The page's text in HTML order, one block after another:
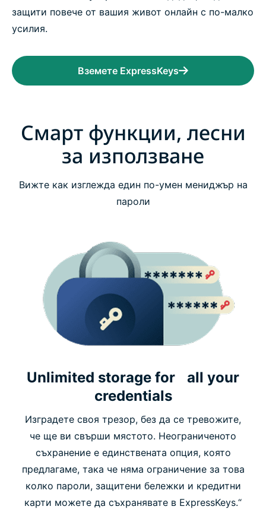
защити повече от вашия живот онлайн с по-малко
усилия.
Вземете ExpressKeys
Смарт функции, лесни
за използване
Вижте как изглежда един по-умен мениджър на
пароли
Unlimited storage for all your
credentials
Изградете своя трезор, без да се тревожите,
че ще ви свърши мястото. Неограниченото
съхранение е единствената опция, която
предлагаме, така че няма ограничение за това
колко пароли, защитени бележки и кредитни
карти можете да съхранявате в ExpressKeys.“